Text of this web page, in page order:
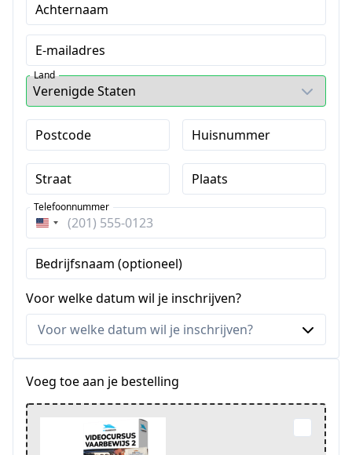
Achternaam
E-mailadres
Land
Postcode Huisnummer
Straat Plaats
Verenigde
Staten
+1
Telefoonnummer
Bedrijfsnaam (optioneel)
Voor welke datum wil je inschrijven?
Voeg toe aan je bestelling